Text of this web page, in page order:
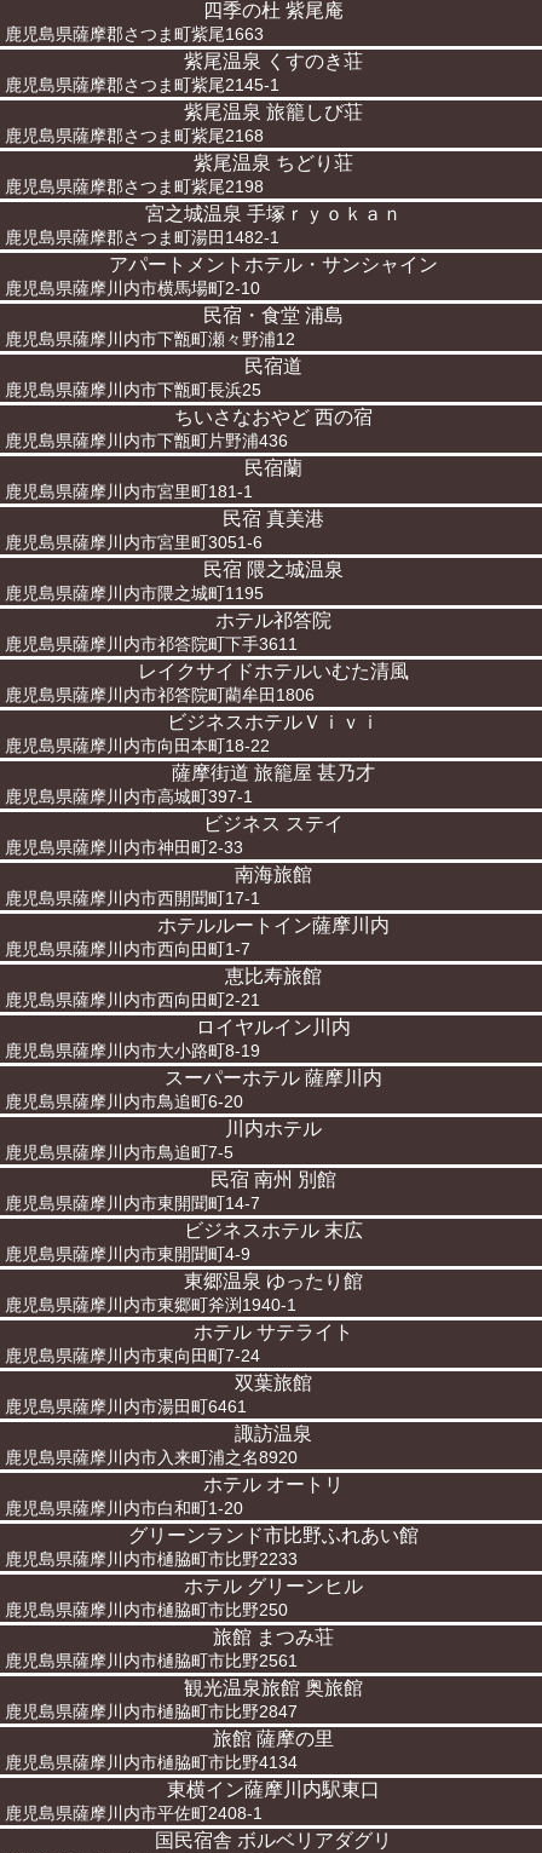
四季の杜 紫尾庵
鹿児島県薩摩郡さつま町紫尾1663
紫尾温泉 くすのき荘
鹿児島県薩摩郡さつま町紫尾2145-1
紫尾温泉 旅籠しび荘
鹿児島県薩摩郡さつま町紫尾2168
紫尾温泉 ちどり荘
鹿児島県薩摩郡さつま町紫尾2198
宮之城温泉 手塚ｒｙｏｋａｎ
鹿児島県薩摩郡さつま町湯田1482-1
アパートメントホテル・サンシャイン
鹿児島県薩摩川内市横馬場町2-10
民宿・食堂 浦島
鹿児島県薩摩川内市下甑町瀬々野浦12
民宿道
鹿児島県薩摩川内市下甑町長浜25
ちいさなおやど 西の宿
鹿児島県薩摩川内市下甑町片野浦436
民宿蘭
鹿児島県薩摩川内市宮里町181-1
民宿 真美港
鹿児島県薩摩川内市宮里町3051-6
民宿 隈之城温泉
鹿児島県薩摩川内市隈之城町1195
ホテル祁答院
鹿児島県薩摩川内市祁答院町下手3611
レイクサイドホテルいむた清風
鹿児島県薩摩川内市祁答院町藺牟田1806
ビジネスホテルＶｉｖｉ
鹿児島県薩摩川内市向田本町18-22
薩摩街道 旅籠屋 甚乃才
鹿児島県薩摩川内市高城町397-1
ビジネス ステイ
鹿児島県薩摩川内市神田町2-33
南海旅館
鹿児島県薩摩川内市西開聞町17-1
ホテルルートイン薩摩川内
鹿児島県薩摩川内市西向田町1-7
恵比寿旅館
鹿児島県薩摩川内市西向田町2-21
ロイヤルイン川内
鹿児島県薩摩川内市大小路町8-19
スーパーホテル 薩摩川内
鹿児島県薩摩川内市鳥追町6-20
川内ホテル
鹿児島県薩摩川内市鳥追町7-5
民宿 南州 別館
鹿児島県薩摩川内市東開聞町14-7
ビジネスホテル 末広
鹿児島県薩摩川内市東開聞町4-9
東郷温泉 ゆったり館
鹿児島県薩摩川内市東郷町斧渕1940-1
ホテル サテライト
鹿児島県薩摩川内市東向田町7-24
双葉旅館
鹿児島県薩摩川内市湯田町6461
諏訪温泉
鹿児島県薩摩川内市入来町浦之名8920
ホテル オートリ
鹿児島県薩摩川内市白和町1-20
グリーンランド市比野ふれあい館
鹿児島県薩摩川内市樋脇町市比野2233
ホテル グリーンヒル
鹿児島県薩摩川内市樋脇町市比野250
旅館 まつみ荘
鹿児島県薩摩川内市樋脇町市比野2561
観光温泉旅館 奥旅館
鹿児島県薩摩川内市樋脇町市比野2847
旅館 薩摩の里
鹿児島県薩摩川内市樋脇町市比野4134
東横イン薩摩川内駅東口
鹿児島県薩摩川内市平佐町2408-1
国民宿舎 ボルベリアダグリ